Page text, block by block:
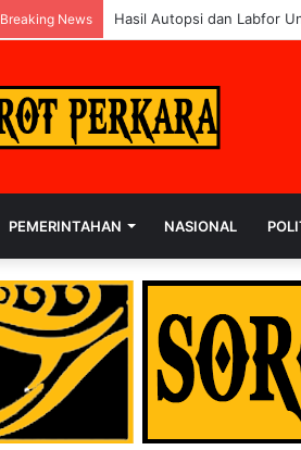
Breaking News Polres Rohul Kembalikan 6
PEMERINTAHAN NASIONAL